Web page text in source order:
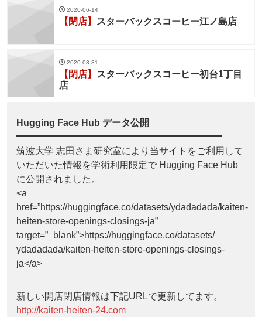
2020-06-14
【閉店】 スターバックスコーヒー江ノ島店
2020-03-31
【閉店】 スターバックスコーヒー初台1丁目
店
Hugging Face Hub データ公開
筑波大学 志田さま研究室により当サイトをご利用して
いただいた情報を学術利用限定で Hugging Face Hub
に公開されました。
<a
href=”https://huggingface.co/datasets/ydadadada/kaiten-
heiten-store-openings-closings-ja”
target=”_blank”>https://huggingface.co/datasets/
ydadadada/kaiten-heiten-store-openings-closings-
ja</a>
新しい開店閉店情報は下記URLで更新してます。
http://kaiten-heiten-24.com